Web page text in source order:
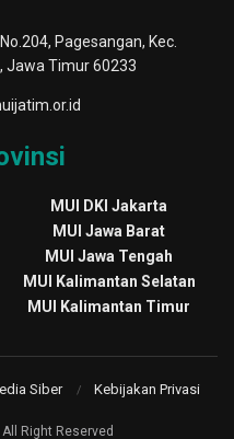
Pagesangan, Kec.
Jawa Timur 60233
MUI DKI Jakarta
MUI Jawa Barat
MUI Jawa Tengah
MUI Kalimantan Selatan
MUI Kalimantan Timur
Siber Kebijakan Privasi
All Right Reserved